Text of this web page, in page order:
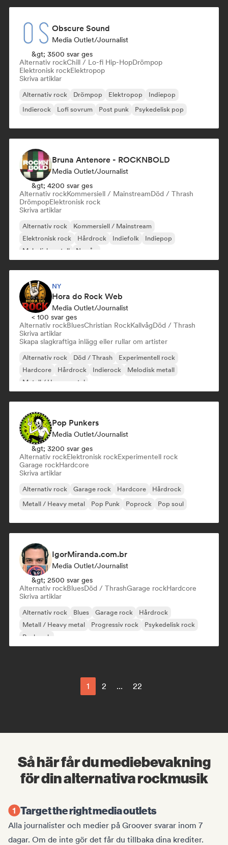
Obscure Sound
Media Outlet/Journalist
&gt; 3500 svar ges
Alternativ rockChill / Lo-fi Hip-HopDrömpop
Elektronisk rockElektropop
Skriva artiklar
Alternativ rock Drömpop Elektropop
Indiepop
Indierock
Lofi sovrum Post punk Psykedelisk pop
Bruna Antenore - ROCKNBOLD
Media Outlet/Journalist
&gt; 4200 svar ges
Alternativ rockKommersiell / MainstreamDöd / Thrash
DrömpopElektronisk rock
Skriva artiklar
Alternativ rock
Kommersiell / Mainstream
Elektronisk rock
Hårdrock Indiefolk
Indiepop
Melodisk metall
Ny våg
NY
Hora do Rock Web
Media Outlet/Journalist
< 100 svar ges
Alternativ rockBluesChristian RockKallvågDöd / Thrash
Skriva artiklar
Skapa slagkraftiga inlägg eller rullar om artister
Alternativ rock Död / Thrash
Experimentell rock
Hardcore
Hårdrock Indierock
Melodisk metall
Metall / Heavy metal
Pop Punkers
Media Outlet/Journalist
&gt; 3200 svar ges
Alternativ rockElektronisk rockExperimentell rock
Garage rockHardcore
Skriva artiklar
Alternativ rock Garage rock Hardcore
Hårdrock
Metall / Heavy metal
Pop Punk Poprock Pop soul
IgorMiranda.com.br
Media Outlet/Journalist
&gt; 2500 svar ges
Alternativ rockBluesDöd / ThrashGarage rockHardcore
Skriva artiklar
Alternativ rock Blues Garage rock
Hårdrock
Metall / Heavy metal
Progressiv rock
Psykedelisk rock
Punkrock
1 2 ... 22
Så här får du mediebevakning
för din alternativa rockmusik
Target the right media outlets
Alla journalister och medier på Groover svarar inom 7
dagar. Om de inte gör det får du tillbaka dina krediter.